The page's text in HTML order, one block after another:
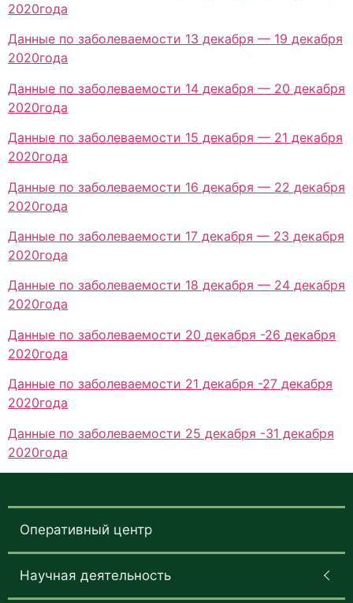
2020года
Данные по заболеваемости 13 декабря — 19 декабря
2020года
Данные по заболеваемости 14 декабря — 20 декабря
2020года
Данные по заболеваемости 15 декабря — 21 декабря
2020года
Данные по заболеваемости 16 декабря — 22 декабря
2020года
Данные по заболеваемости 17 декабря — 23 декабря
2020года
Данные по заболеваемости 18 декабря — 24 декабря
2020года
Данные по заболеваемости 20 декабря -26 декабря
2020года
Данные по заболеваемости 21 декабря -27 декабря
2020года
Данные по заболеваемости 25 декабря -31 декабря
2020года
Оперативный центр
Научная деятельность